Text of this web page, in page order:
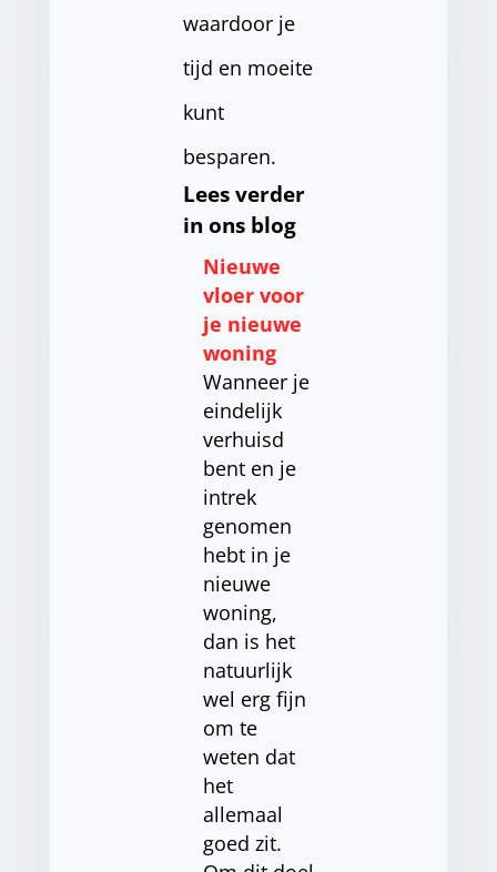
waardoor je
tijd en moeite
kunt
besparen.
Lees verder
in ons blog
Nieuwe
vloer voor
je nieuwe
woning
Wanneer je
eindelijk
verhuisd
bent en je
intrek
genomen
hebt in je
nieuwe
woning,
dan is het
natuurlijk
wel erg fijn
om te
weten dat
het
allemaal
goed zit.